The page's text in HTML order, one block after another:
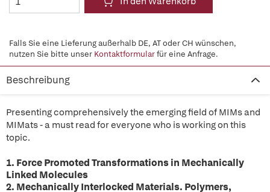
Falls Sie eine Lieferung außerhalb DE, AT oder CH wünschen,
nutzen Sie bitte unser Kontaktformularfür eine Anfrage.
Beschreibung
Presenting comprehensively the emerging field of MIMs and
MIMats - a must read for everyone who is working on this
topic.
1. Force Promoted Transformations in Mechanically
Linked Molecules
2. Mechanically Interlocked Materials. Polymers,